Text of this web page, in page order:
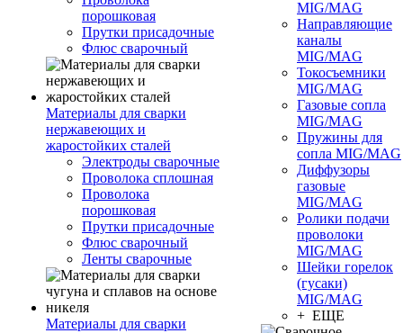
порошковая
Прутки присадочные
Флюс сварочный
Материалы для сварки
нержавеющих и
жаростойких сталей
Электроды сварочные
Проволока сплошная
Проволока
порошковая
Прутки присадочные
Флюс сварочный
Ленты сварочные
Материалы для сварки
MIG/MAG
Направляющие
каналы
MIG/MAG
Токосъемники
MIG/MAG
Газовые сопла
MIG/MAG
Пружины для
сопла MIG/MAG
Диффузоры
газовые
MIG/MAG
Ролики подачи
проволоки
MIG/MAG
Шейки горелок
(гусаки)
MIG/MAG
+ ЕЩЕ